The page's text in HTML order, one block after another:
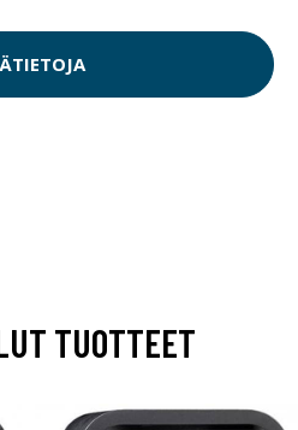
TUOTTEET